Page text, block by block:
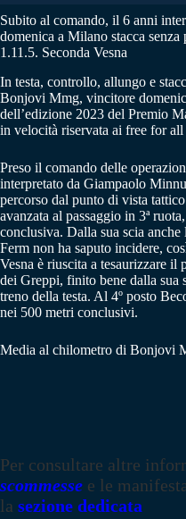
Subito al comando, il 6 anni
domenica a Milano stacca
1.11.5. Seconda Vesna
In testa, controllo, allungo e
Bonjovi Mmg, vincitore
dell’edizione 2023 del Premio
in velocità riservata ai free for
Preso il comando delle
interpretato da Giampaolo
percorso dal punto di vista
avanzata al passaggio in 3ª
conclusiva. Dalla sua scia
Ferm non ha saputo incidere,
Vesna è riuscita a tesaurizzare
dei Greppi, finito bene dalla
treno della testa. Al 4º posto
nei 500 metri conclusivi.
Media al chilometro di Bonjovi
Per consultare altre
scommesse e le
la sezione dedicata